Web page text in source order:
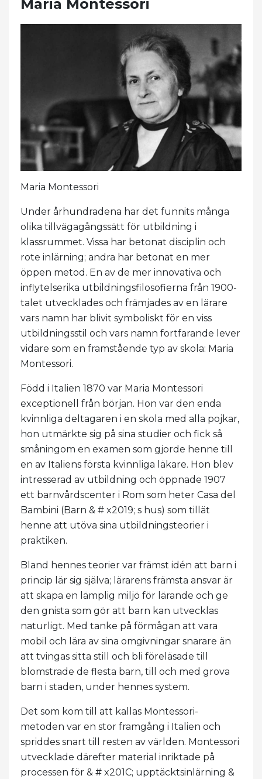
Maria Montessori
Maria Montessori
Under århundradena har det funnits många
olika tillvägagångssätt för utbildning i
klassrummet. Vissa har betonat disciplin och
rote inlärning; andra har betonat en mer
öppen metod. En av de mer innovativa och
inflytelserika utbildningsfilosofierna från 1900-
talet utvecklades och främjades av en lärare
vars namn har blivit symboliskt för en viss
utbildningsstil och vars namn fortfarande lever
vidare som en framstående typ av skola: Maria
Montessori.
Född i Italien 1870 var Maria Montessori
exceptionell från början. Hon var den enda
kvinnliga deltagaren i en skola med alla pojkar,
hon utmärkte sig på sina studier och fick så
småningom en examen som gjorde henne till
en av Italiens första kvinnliga läkare. Hon blev
intresserad av utbildning och öppnade 1907
ett barnvårdscenter i Rom som heter Casa del
Bambini (Barn & # x2019; s hus) som tillät
henne att utöva sina utbildningsteorier i
praktiken.
Bland hennes teorier var främst idén att barn i
princip lär sig själva; lärarens främsta ansvar är
att skapa en lämplig miljö för lärande och ge
den gnista som gör att barn kan utvecklas
naturligt. Med tanke på förmågan att vara
mobil och lära av sina omgivningar snarare än
att tvingas sitta still och bli föreläsade till
blomstrade de flesta barn, till och med grova
barn i staden, under hennes system.
Det som kom till att kallas Montessori-
metoden var en stor framgång i Italien och
spriddes snart till resten av världen. Montessori
utvecklade därefter material inriktade på
processen för & # x201C; upptäcktsinlärning &